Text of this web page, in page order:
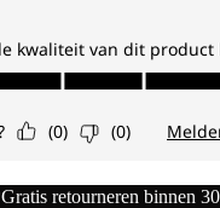
Gratis retourneren binnen